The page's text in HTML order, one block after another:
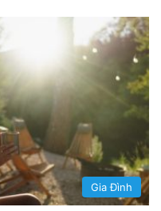
Gia Đình